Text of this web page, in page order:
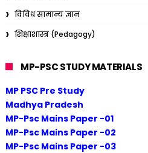
विविध सामान्य ज्ञान
शिक्षाशास्त्र (Pedagogy)
MP-PSC STUDY MATERIALS
MP PSC Pre Study
Madhya Pradesh
MP-Psc Mains Paper -01
MP-Psc Mains Paper -02
MP-Psc Mains Paper -03